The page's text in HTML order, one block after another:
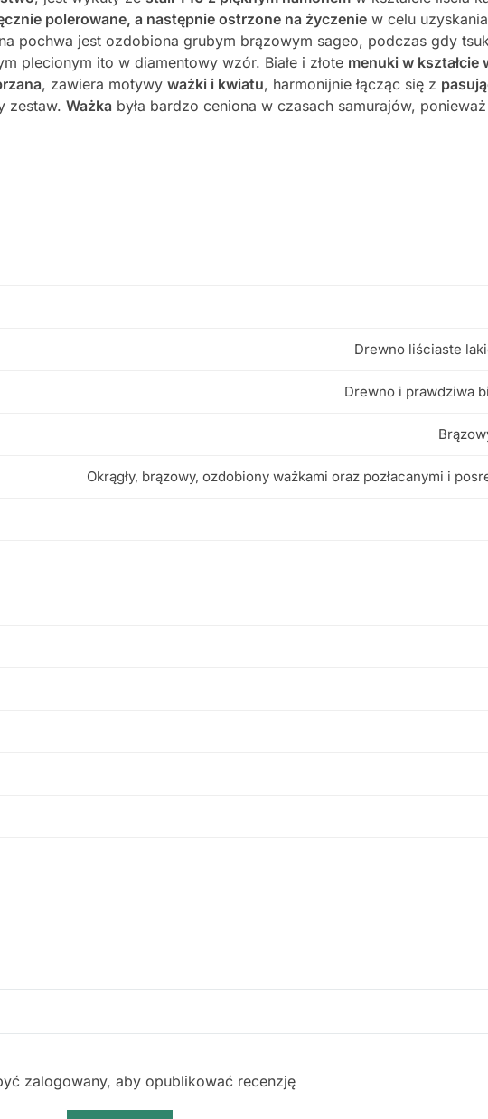
polerowane, a następnie ostrzone na życzeniew celu
pochwa jest ozdobiona grubym brązowym sageo, podczas gdy
plecionym ito w diamentowy wzór. Białe i złote menuki w kształcie
, zawiera motywy ważki i kwiatu, harmonijnie łącząc się z
zestaw. Ważka była bardzo ceniona w czasach samurajów, ponieważ
Drewno liściaste
Drewno i prawdziwa
Okrągły, brązowy, ozdobiony ważkami oraz pozłacanymi i
zalogowany, aby opublikować recenzję